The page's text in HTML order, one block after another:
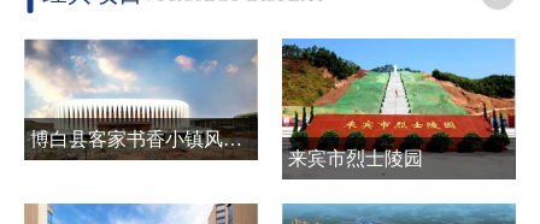
博白县客家书香小镇风情商贸城公共基础设施建设项目
来宾市烈士陵园